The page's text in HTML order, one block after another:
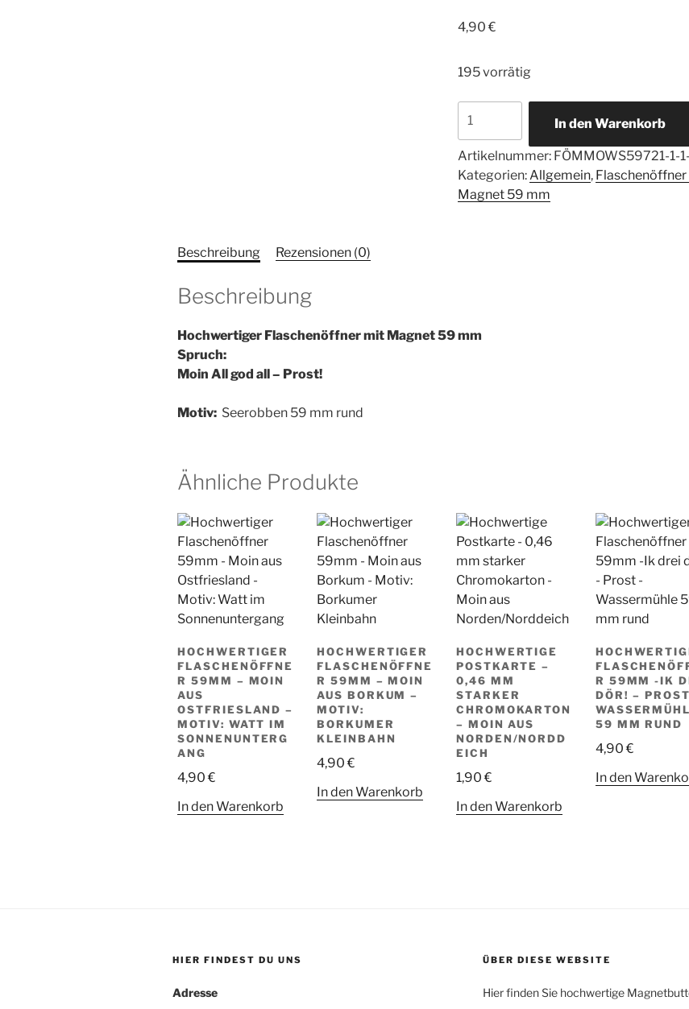
4,90€
195 vorrätig
Flaschenöffner
59mm
-
Moin
All
Menge
In den Warenkorb
Artikelnummer: FÖMMOWS59721-1-
Kategorien: Allgemein,
Magnet 59 mm
Beschreibung Rezensionen (0)
Beschreibung
Hochwertiger Flaschenöffner mit Magnet 59 mm
Spruch:
Moin All god all – Prost!
Motiv: Seerobben 59 mm rund
Ähnliche Produkte
HOCHWERTIGER
FLASCHENÖFFNE
R 59MM – MOIN
AUS
OSTFRIESLAND –
MOTIV: WATT IM
SONNENUNTERG
ANG
4,90€
In den Warenkorb
HOCHWERTIGER
FLASCHENÖFFNE
R 59MM – MOIN
AUS BORKUM –
MOTIV:
BORKUMER
KLEINBAHN
4,90€
In den Warenkorb
HOCHWERTIGE
POSTKARTE –
0,46 MM
STARKER
CHROMOKARTON
– MOIN AUS
NORDEN/NORDD
EICH
1,90€
In den Warenkorb
R 59MM -IK
DÖR! –
59 MM RUND
4,90€
In den
HIER FINDEST DU UNS
Adresse
ÜBER DIESE WEBSITE
Hier finden Sie hochwertige